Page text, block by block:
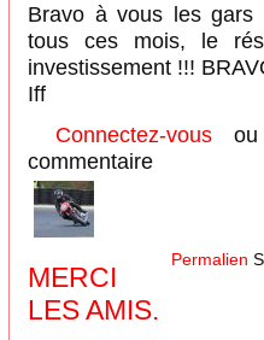
Bravo à vous les gars
tous ces mois, le
investissement !!!
Iff
Connectez-vous
commentaire
Permalien
MERCI
LES AMIS.